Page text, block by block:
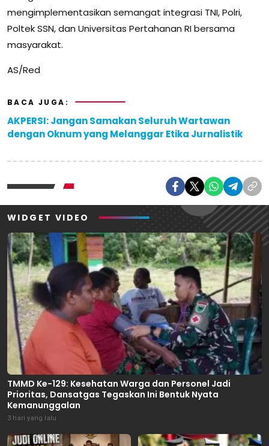
mengimplementasikan semangat integrasi TNI, Polri,
Poltek SSN, dan Universitas Pertahanan RI bersama
masyarakat.
AS/Red
BACA JUGA:
AKPERSI: Jangan Samakan Seluruh Wartawan
dengan Oknum yang Melanggar Etika Jurnalistik
WIDGET VIDEO
TMMD Ke-129: Kesehatan Warga dan Personel Jadi
Prioritas, Dansatgas Tegaskan Ini Bentuk Nyata
Kemanunggalan
3 hari yang lalu